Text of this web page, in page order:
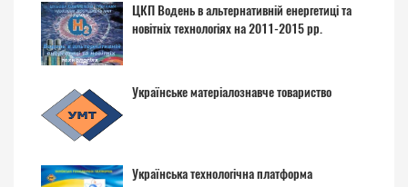
ЦКП Водень в альтернативній енергетиці та
новітніх технологіях на 2011-2015 рр.
Українське матеріалознавче товариство
Українська технологічна платформа